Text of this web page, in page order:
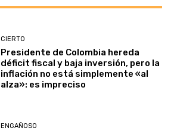
CIERTO
Presidente de Colombia hereda
déficit fiscal y baja inversión, pero la
inflación no está simplemente «al
alza»: es impreciso
ENGAÑOSO